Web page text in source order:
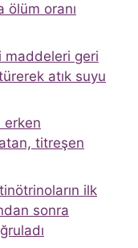
ölüm oranı
maddeleri geri
atık suyu
erken
titreşen
ilk
sonra